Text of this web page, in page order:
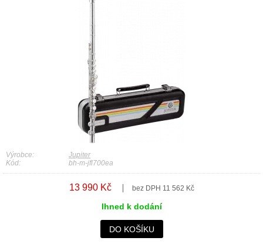
Výrobce:
Jupiter
Kód:
bh-m-jfl700ea
13 990 Kč bez DPH 11 562 Kč
Ihned k dodání
DO KOŠÍKU